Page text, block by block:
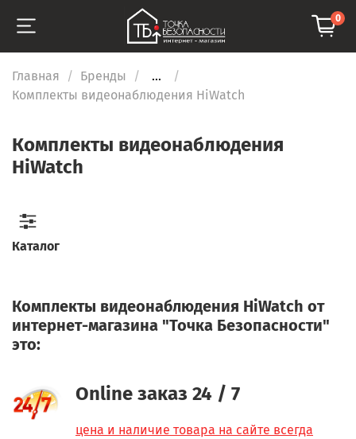
0
Главная Бренды
...
Комплекты видеонаблюдения HiWatch
Комплекты видеонаблюдения
HiWatch
Комплекты видеонаблюдения HiWatch от
интернет-магазина "Точка Безопасности"
это:
Online заказ 24 / 7
цена и наличие товара на сайте всегда
Каталог